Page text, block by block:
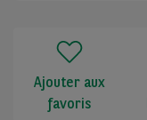
Ajouter aux
favoris